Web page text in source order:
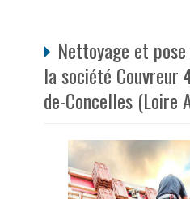
Nettoyage et
la société Couvreur
de-Concelles (Loire